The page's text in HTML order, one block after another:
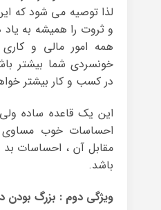
لذا توصیه می شود که
و ثروت را همیشه به یاد
همه امور مالی و
خونسردی شما بیشتر
در کسب و کار بیشتر
این یک قاعده ساده
احساسات خوب
مقابل آن ، احساسات
باشد.
ویژگی دوم : بزرگ بودن